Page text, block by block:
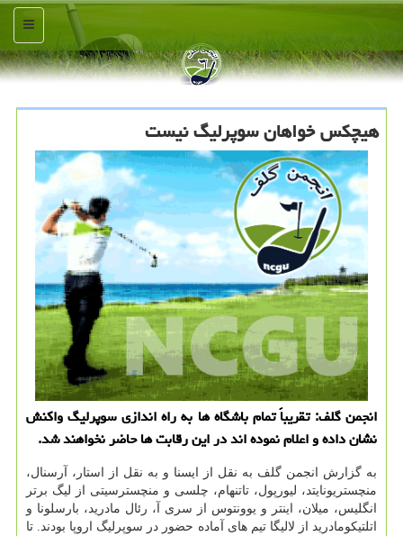
منو
هیچکس خواهان سوپرلیگ نیست
انجمن گلف: تقریباً تمام باشگاه ها به راه اندازی سوپرلیگ واکنش
نشان داده و اعلام نموده اند در این رقابت ها حاضر نخواهند شد.
به گزارش انجمن گلف به نقل از ایسنا و به نقل از استار، آرسنال،
منچستریونایتد، لیورپول، تاتنهام، چلسی و منچسترسیتی از لیگ برتر
انگلیس، میلان، اینتر و یوونتوس از سری آ، رئال مادرید، بارسلونا و
اتلتیکومادرید از لالیگا تیم های آماده حضور در سوپرلیگ اروپا بودند. تا